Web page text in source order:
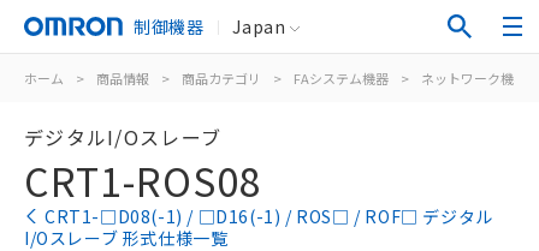
制御機器 Japan
ホーム > 商品情報 > 商品カテゴリ > FAシステム機器 > ネットワーク機器
デジタルI/Oスレーブ
CRT1-ROS08
CRT1-□D08(-1) / □D16(-1) / ROS□ / ROF□ デジタル
I/Oスレーブ 形式仕様一覧